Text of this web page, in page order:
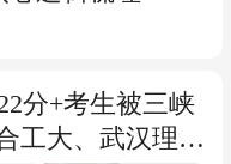
分+考生被三峡
工大、武汉理工